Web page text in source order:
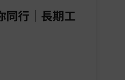
同行｜長期工